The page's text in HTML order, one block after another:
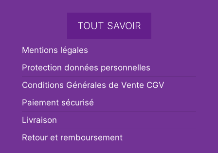
TOUT SAVOIR
Mentions légales
Protection données personnelles
Conditions Générales de Vente CGV
Paiement sécurisé
Livraison
Retour et remboursement